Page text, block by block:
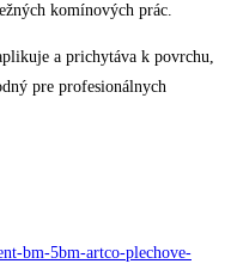
komínových prác.
a prichytáva k povrchu,
pre profesionálnych